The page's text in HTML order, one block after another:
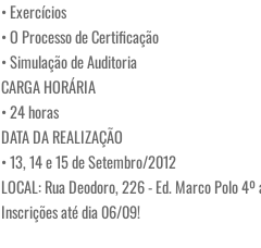
• Exercícios
• O Processo de Certificação
• Simulação de Auditoria
CARGA HORÁRIA
• 24 horas
DATA DA REALIZAÇÃO
• 13, 14 e 15 de Setembro/2012
LOCAL: Rua Deodoro, 226 - Ed. Marco Polo
Inscrições até dia 06/09!